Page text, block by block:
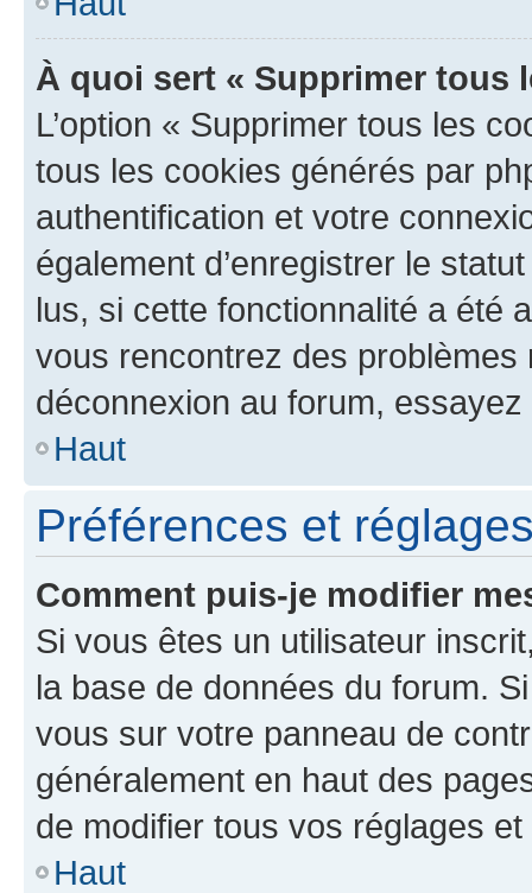
À quoi sert « Supprimer tous
L’option « Supprimer tous les
tous les cookies générés par
authentification et votre
également d’enregistrer le
lus, si cette fonctionnalité a été
vous rencontrez des
déconnexion au forum,
Haut
Préférences et
Comment puis-je modifier
Si vous êtes un utilisateur
la base de données du forum.
vous sur votre panneau de
généralement en haut des
de modifier tous vos réglages
Haut